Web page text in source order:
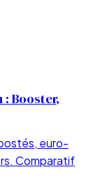
: Booster,
euro-
Comparatif